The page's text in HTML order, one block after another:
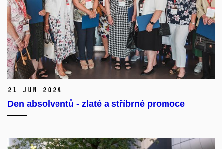
21 Jun 2024
Den absolventů - zlaté a stříbrné promoce